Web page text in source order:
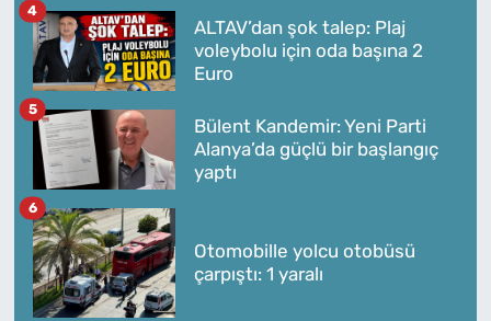
ALTAV’dan şok talep: Plaj
voleybolu için oda başına 2
Euro
4
Bülent Kandemir: Yeni Parti
Alanya’da güçlü bir başlangıç
yaptı
5
Otomobille yolcu otobüsü
çarpıştı: 1 yaralı
6